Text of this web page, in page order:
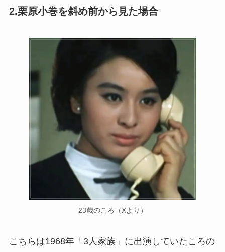
2.栗原小巻を斜め前から見た場合
23歳のころ（Xより）
こちらは1968年「3人家族」に出演していたころの